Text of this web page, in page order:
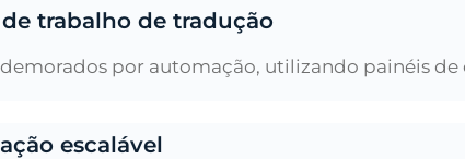
trabalho de tradução
por automação, utilizando painéis
escalável